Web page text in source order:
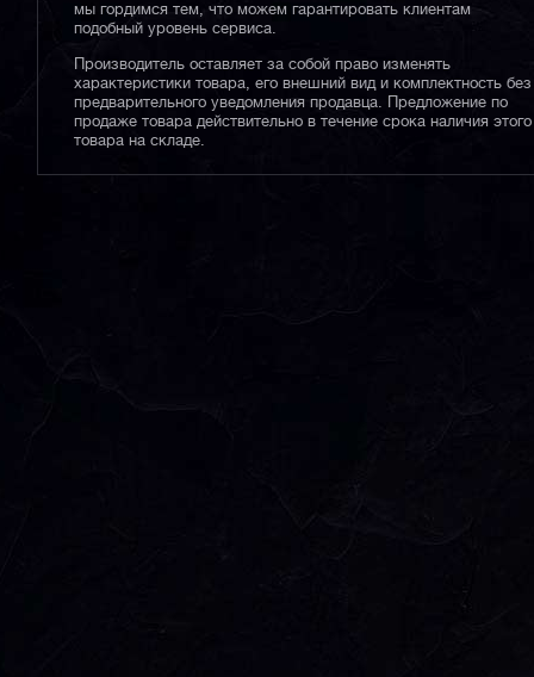
мы гордимся тем, что можем гарантировать клиентам
подобный уровень сервиса.
Производитель оставляет за собой право изменять
характеристики товара, его внешний вид и комплектность без
предварительного уведомления продавца. Предложение по
продаже товара действительно в течение срока наличия этого
товара на складе.